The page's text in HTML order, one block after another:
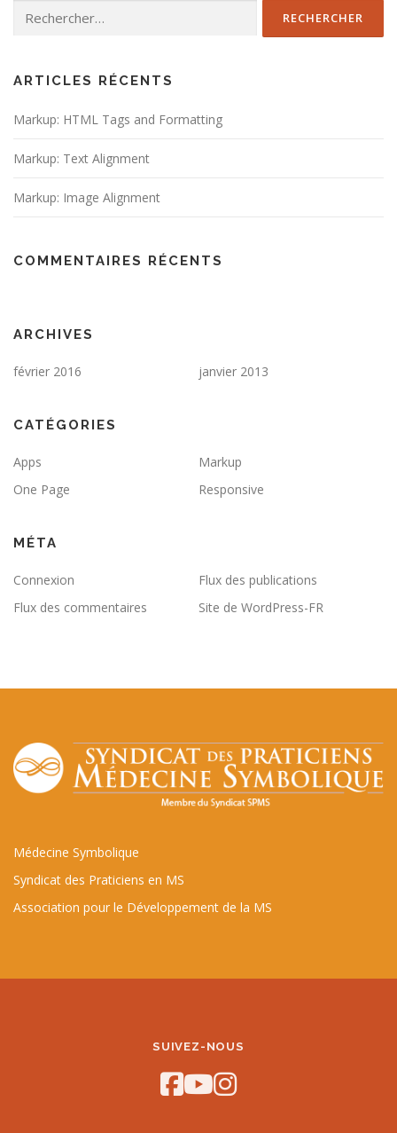
ARTICLES RÉCENTS
Markup: HTML Tags and Formatting
Markup: Text Alignment
Markup: Image Alignment
COMMENTAIRES RÉCENTS
ARCHIVES
février 2016 janvier 2013
CATÉGORIES
Apps
Markup
One Page
Responsive
MÉTA
Connexion
Flux des publications
Flux des commentaires
Site de WordPress-FR
Médecine Symbolique
Syndicat des Praticiens en MS
Association pour le Développement de la MS
SUIVEZ-NOUS